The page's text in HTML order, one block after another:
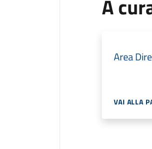
A
Area
VAI ALLA